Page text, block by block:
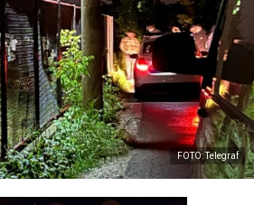
FOTO: Telegraf